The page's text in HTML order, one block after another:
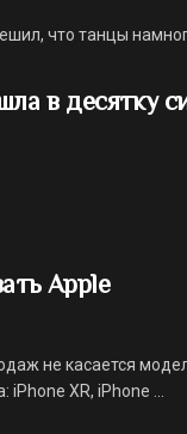
что танцы
в десятку
Apple
не касается
XR, iPhone ...